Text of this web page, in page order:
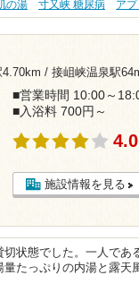
の湯 寸又峡 糖尿病 ア
/ 接岨峡温泉駅
■営業時間 10:00～
■入浴料 700円～
施設情報を見る
切状態でした。一人であ
量たっぷりの内湯と露